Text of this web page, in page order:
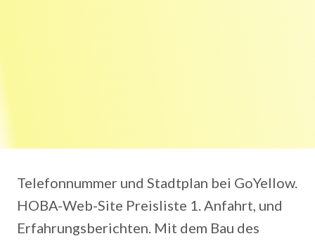
Telefonnummer und Stadtplan bei GoYellow.
HOBA-Web-Site Preisliste 1. Anfahrt, und
Erfahrungsberichten. Mit dem Bau des